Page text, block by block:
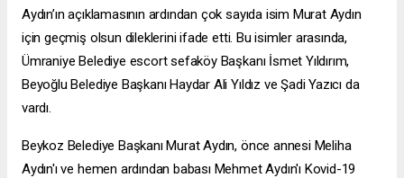
Aydın’ın açıklamasının ardından çok sayıda isim Murat Aydın
için geçmiş olsun dileklerini ifade etti. Bu isimler arasında,
Ümraniye Belediye escort sefaköyBaşkanı İsmet Yıldırım,
Beyoğlu Belediye Başkanı Haydar Ali Yıldız ve Şadi Yazıcı da
vardı.
Beykoz Belediye Başkanı Murat Aydın, önce annesi Meliha
Aydın'ı ve hemen ardından babası Mehmet Aydın'ı Kovid-19